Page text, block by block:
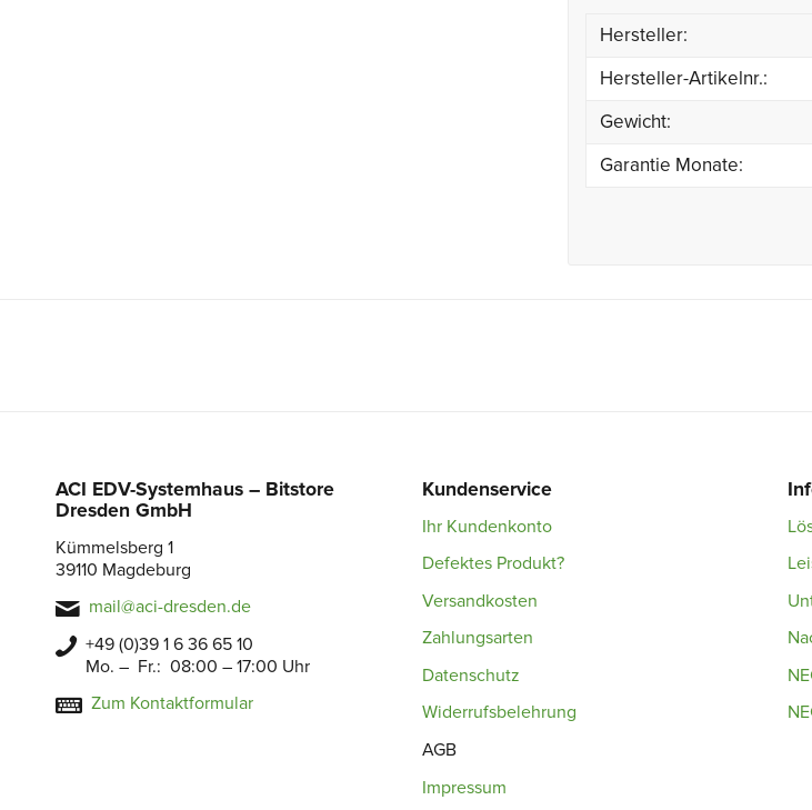
Hersteller:
Hersteller-Artikelnr.:
Gewicht:
Garantie Monate:
ACI EDV-Systemhaus – Bitstore
Dresden GmbH
Kümmelsberg 1
39110 Magdeburg
mail@aci-dresden.de
+49 (0)39 1 6 36 65 10
Mo. – Fr.: 08:00 – 17:00 Uhr
Zum Kontaktformular
Kundenservice
Ihr Kundenkonto
Defektes Produkt?
Versandkosten
Zahlungsarten
Datenschutz
Widerrufsbelehrung
AGB
Impressum